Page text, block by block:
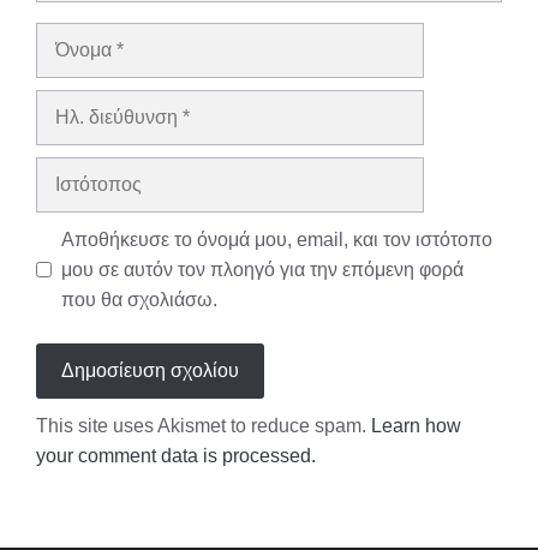
Όνομα
Ηλ.
Ιστότοπος
Αποθήκευσε το όνομά μου, email, και τον ιστότοπο
μου σε αυτόν τον πλοηγό για την επόμενη φορά
που θα σχολιάσω.
This site uses Akismet to reduce spam. Learn how
your comment data is processed.